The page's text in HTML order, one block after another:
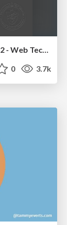
Future Trends and Review - Lecture 12 - Web Technologies (1019888BNR)
0 3.7k